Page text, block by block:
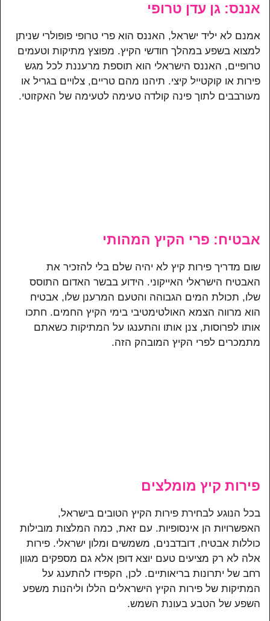
אננס: גן עדן טרופי
אמנם לא יליד ישראל, האננס הוא פרי טרופי פופולרי שניתן
למצוא בשפע במהלך חודשי הקיץ. מפוצץ מתיקות וטעמים
טרופיים, האננס הישראלי הוא תוספת מרעננת לכל מגש
פירות או קוקטייל קיצי. תיהנו מהם טריים, צלויים בגריל או
מעורבבים לתוך פינה קולדה טעימה לטעימה של האקזוטי.
אבטיח: פרי הקיץ המהותי
שום מדריך פירות קיץ לא יהיה שלם בלי להזכיר את
האבטיח הישראלי האייקוני. הידוע בבשר האדום התוסס
שלו, תכולת המים הגבוהה והטעם המרענן שלו, אבטיח
הוא מרווה הצמא האולטימטיבי בימי הקיץ החמים. חתכו
אותו לפרוסות, צנן אותו והתענגו על המתיקות כשאתם
מתמכרים לפרי הקיץ המובהק הזה.
פירות קיץ מומלצים
בכל הנוגע לבחירת פירות הקיץ הטובים בישראל,
האפשרויות הן אינסופיות. עם זאת, כמה המלצות מובילות
כוללות אבטיח, דובדבנים, משמשים ומלון ישראלי. פירות
אלה לא רק מציעים טעם יוצא דופן אלא גם מספקים מגוון
רחב של יתרונות בריאותיים. לכן, הקפידו להתענג על
המתיקות של פירות הקיץ הישראלים הללו וליהנות משפע
השפע של הטבע בעונת השמש.